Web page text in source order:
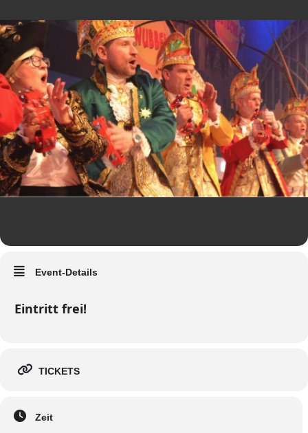
Event-Details
Eintritt frei!
TICKETS
Zeit